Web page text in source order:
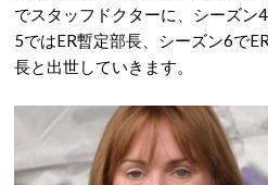
でスタッフドクターに、シーズン
5ではER暫定部長、シーズン6で
長と出世していきます。